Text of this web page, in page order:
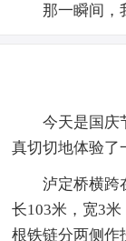
那一瞬间，我
今天是国庆节
真切切地体验了
泸定桥横跨在
长103米，宽3
根铁链分两侧作